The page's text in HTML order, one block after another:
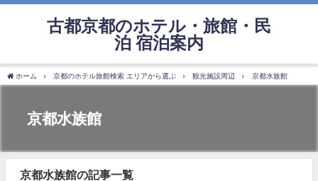
古都京都のホテル・旅館・民
泊 宿泊案内
ホーム 京都のホテル旅館検索 エリアから選ぶ 観光施設周辺 京都水族館
京都水族館
京都水族館の記事一覧